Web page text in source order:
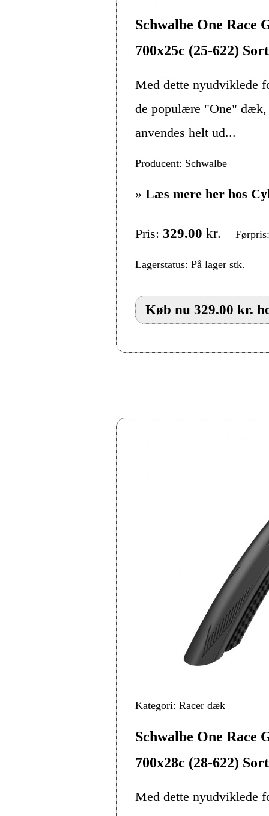
Schwalbe One Race
700x25c (25-622) Sort
Med dette nyudviklede
de populære "One" dæk,
anvendes helt ud...
Producent: Schwalbe
» Læs mere her hos
Pris: 329.00 kr.
Lagerstatus: På lager stk.
Køb nu 329.00 kr.
Kategori: Racer dæk
Schwalbe One Race
700x28c (28-622) Sort
Med dette nyudviklede